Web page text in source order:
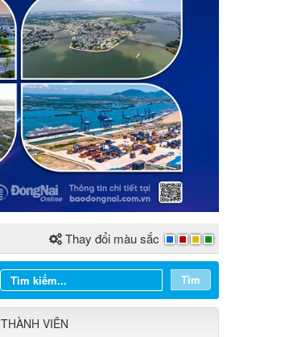
Thay đổi màu sắc
Tìm
THÀNH VIÊN